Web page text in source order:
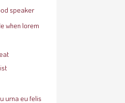
speaker
when lorem
urna eu felis